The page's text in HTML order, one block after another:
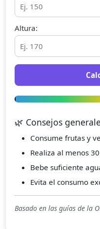
Altura:
🌿 Consejos
Consume frutas y
Realiza al menos
Bebe suficiente
Evita el consumo
Basado en las guías de la